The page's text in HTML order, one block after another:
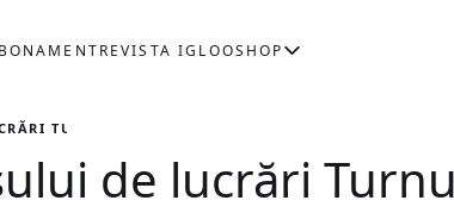
REVISTA IGLOOSHOP
TURNUL DE APĂ DIN PANTELIMON!
de lucrări